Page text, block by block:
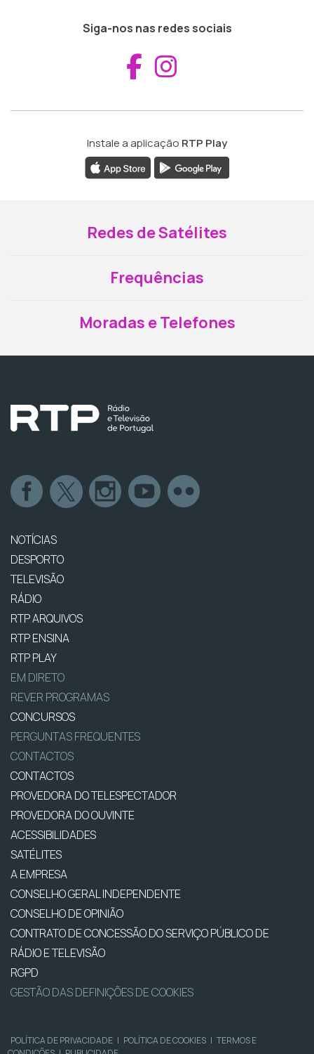
Siga-nos nas redes sociais
Aceder ao
Instale a aplicação RTP Play
Redes de Satélites
Frequências
Moradas e Telefones
NOTÍCIAS
DESPORTO
TELEVISÃO
RÁDIO
RTP ARQUIVOS
RTP ENSINA
RTP PLAY
EM DIRETO
REVER PROGRAMAS
CONCURSOS
PERGUNTAS FREQUENTES
CONTACTOS
CONTACTOS
PROVEDORA DO TELESPECTADOR
PROVEDORA DO OUVINTE
ACESSIBILIDADES
SATÉLITES
A EMPRESA
CONSELHO GERAL INDEPENDENTE
CONSELHO DE OPINIÃO
CONTRATO DE CONCESSÃO DO SERVIÇO PÚBLICO DE
RÁDIO E TELEVISÃO
RGPD
GESTÃO DAS DEFINIÇÕES DE COOKIES
POLÍTICA DE PRIVACIDADE | POLÍTICA DE COOKIES | TERMOS E